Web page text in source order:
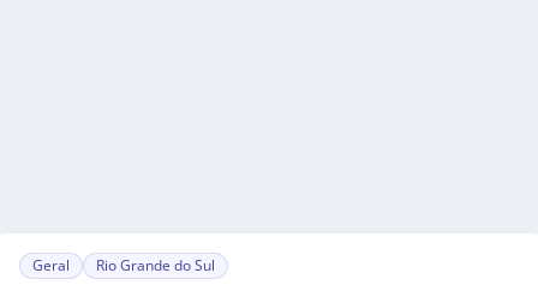
Geral Rio Grande do Sul